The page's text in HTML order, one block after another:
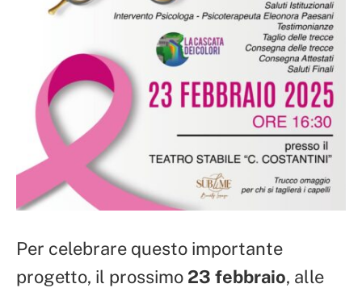
Per celebrare questo importante
progetto, il prossimo 23 febbraio, alle